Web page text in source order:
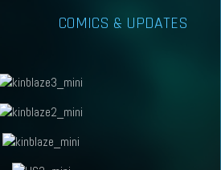
COMICS & UPDATES